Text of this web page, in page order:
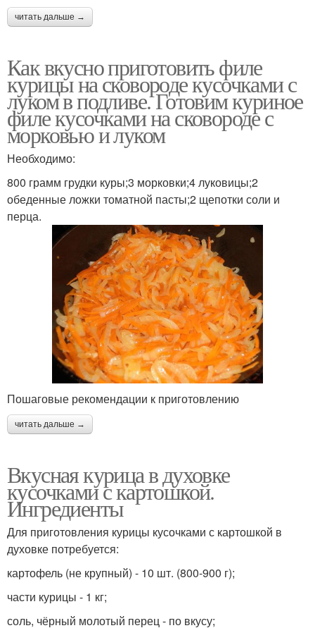
читать дальше →
Как вкусно приготовить филе
курицы на сковороде кусочками с
луком в подливе. Готовим куриное
филе кусочками на сковороде с
морковью и луком
Необходимо:
800 грамм грудки куры;3 морковки;4 луковицы;2
обеденные ложки томатной пасты;2 щепотки соли и
перца.
Пошаговые рекомендации к приготовлению
читать дальше →
Вкусная курица в духовке
кусочками с картошкой.
Ингредиенты
Для приготовления курицы кусочками с картошкой в
духовке потребуется:
картофель (не крупный) - 10 шт. (800-900 г);
части курицы - 1 кг;
соль, чёрный молотый перец - по вкусу;